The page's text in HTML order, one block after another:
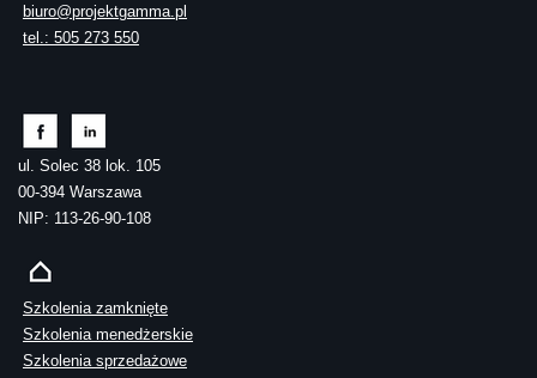
biuro@projektgamma.pl
tel.: 505 273 550
ul. Solec 38 lok. 105
00-394 Warszawa
NIP: 113-26-90-108
Szkolenia zamknięte
Szkolenia menedżerskie
Szkolenia sprzedażowe